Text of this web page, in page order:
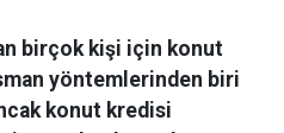
birçok kişi için konut
yöntemlerinden biri
konut kredisi